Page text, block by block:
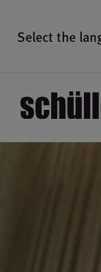
Select the